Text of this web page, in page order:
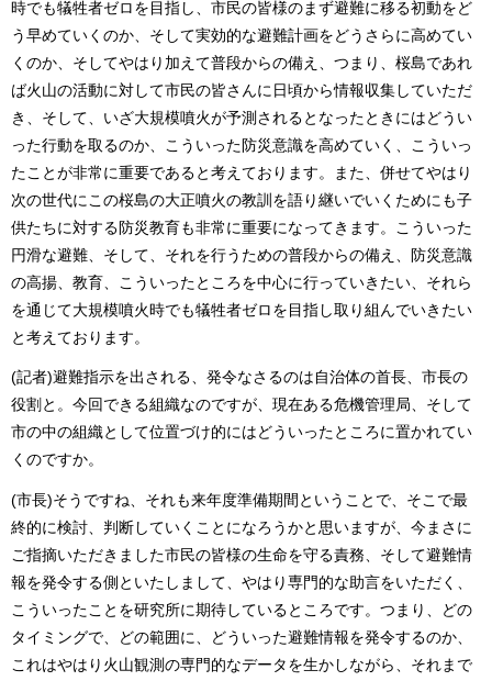
時でも犠牲者ゼロを目指し、市民の皆様のまず避難に移る初動をど
う早めていくのか、そして実効的な避難計画をどうさらに高めてい
くのか、そしてやはり加えて普段からの備え、つまり、桜島であれ
ば火山の活動に対して市民の皆さんに日頃から情報収集していただ
き、そして、いざ大規模噴火が予測されるとなったときにはどうい
った行動を取るのか、こういった防災意識を高めていく、こういっ
たことが非常に重要であると考えております。また、併せてやはり
次の世代にこの桜島の大正噴火の教訓を語り継いでいくためにも子
供たちに対する防災教育も非常に重要になってきます。こういった
円滑な避難、そして、それを行うための普段からの備え、防災意識
の高揚、教育、こういったところを中心に行っていきたい、それら
を通じて大規模噴火時でも犠牲者ゼロを目指し取り組んでいきたい
と考えております。
(記者)避難指示を出される、発令なさるのは自治体の首長、市長の
役割と。今回できる組織なのですが、現在ある危機管理局、そして
市の中の組織として位置づけ的にはどういったところに置かれてい
くのですか。
(市長)そうですね、それも来年度準備期間ということで、そこで最
終的に検討、判断していくことになろうかと思いますが、今まさに
ご指摘いただきました市民の皆様の生命を守る責務、そして避難情
報を発令する側といたしまして、やはり専門的な助言をいただく、
こういったことを研究所に期待しているところです。つまり、どの
タイミングで、どの範囲に、どういった避難情報を発令するのか、
これはやはり火山観測の専門的なデータを生かしながら、それまで